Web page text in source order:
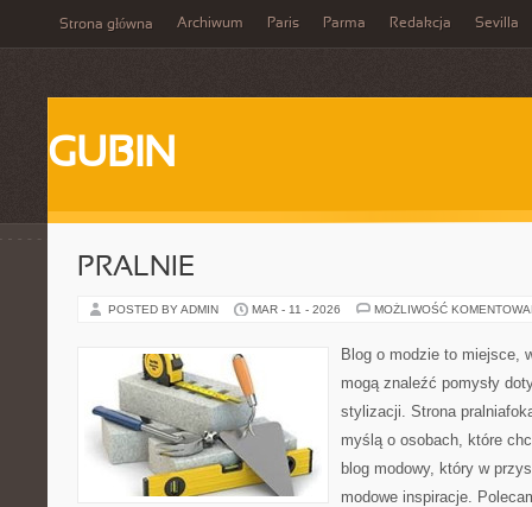
Strona główna Archiwum Paris Parma Redakcja Sevilla
GUBIN
PRALNIE
POSTED BY ADMIN MAR - 11 - 2026 MOŻLIWOŚĆ
Blog o modzie to miejsce,
mogą znaleźć pomysły
stylizacji. Strona
myślą o osobach, które
blog modowy, który w
modowe inspiracje.